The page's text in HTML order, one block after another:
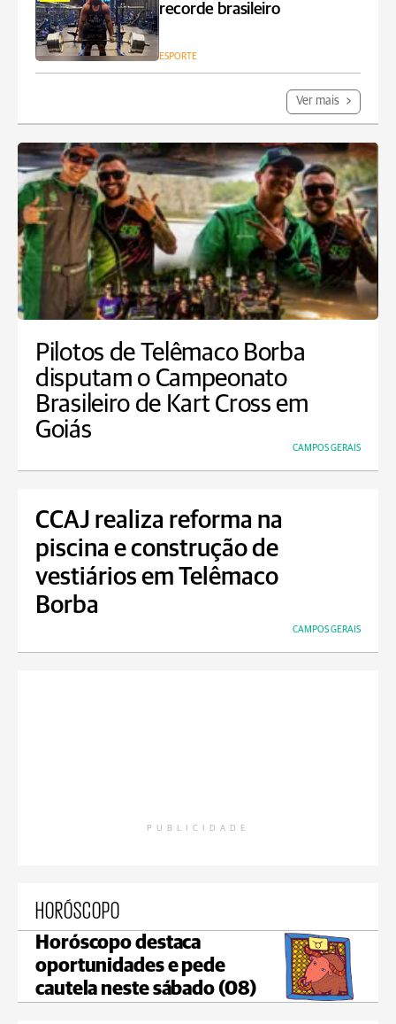
recorde brasileiro
ESPORTE
Ver mais
Pilotos de Telêmaco Borba
disputam o Campeonato
Brasileiro de Kart Cross em
Goiás
CAMPOS GERAIS
CCAJ realiza reforma na
piscina e construção de
vestiários em Telêmaco
Borba
CAMPOS GERAIS
PUBLICIDADE
HORÓSCOPO
Horóscopo destaca
oportunidades e pede
cautela neste sábado (08)